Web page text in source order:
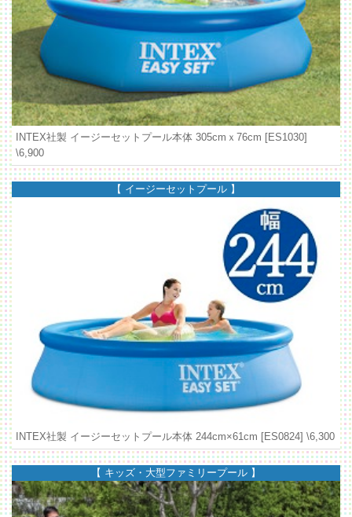
INTEX社製 イージーセットプール本体 305cmｘ76cm [ES1030]
\6,900
【 イージーセットプール 】
INTEX社製 イージーセットプール本体 244cm×61cm [ES0824] \6,300
【 キッズ・大型ファミリープール 】